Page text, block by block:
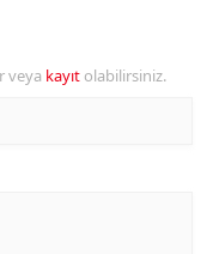
veya kayıt olabilirsiniz.